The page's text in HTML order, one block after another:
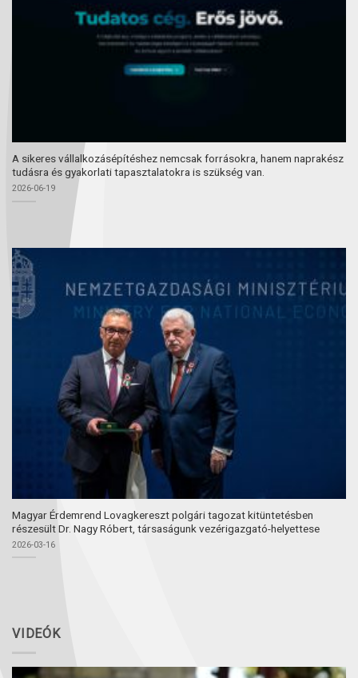
A sikeres vállalkozásépítéshez nemcsak forrásokra, hanem naprakész
tudásra és gyakorlati tapasztalatokra is szükség van.
2026-06-19
Magyar Érdemrend Lovagkereszt polgári tagozat kitüntetésben
részesült Dr. Nagy Róbert, társaságunk vezérigazgató-helyettese
2026-03-16
VIDEÓK